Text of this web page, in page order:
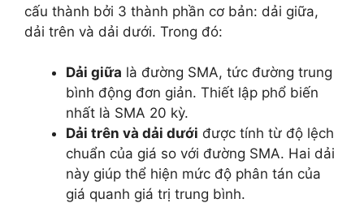
cấu thành bởi 3 thành phần cơ bản: dải giữa,
dải trên và dải dưới. Trong đó:
Dải giữa là đường SMA, tức đường trung
bình động đơn giản. Thiết lập phổ biến
nhất là SMA 20 kỳ.
Dải trên và dải dưới được tính từ độ lệch
chuẩn của giá so với đường SMA. Hai dải
này giúp thể hiện mức độ phân tán của
giá quanh giá trị trung bình.